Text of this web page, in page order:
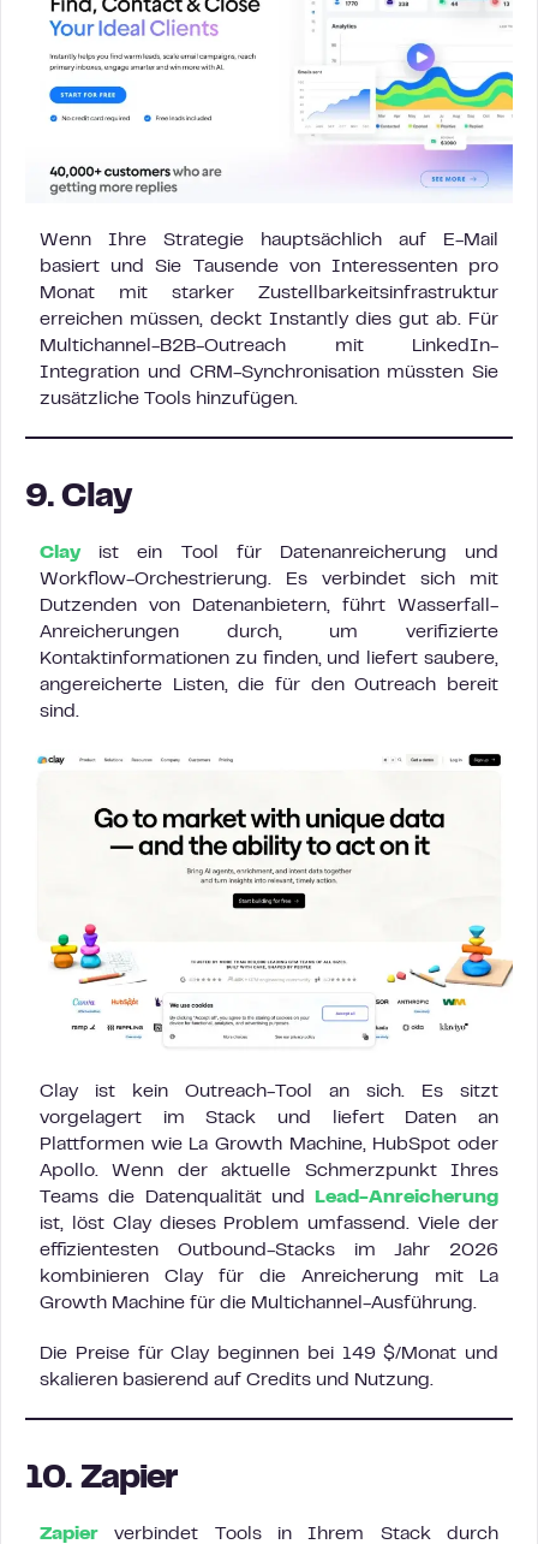
Wenn Ihre Strategie hauptsächlich auf E-Mail
basiert und Sie Tausende von Interessenten pro
Monat mit starker Zustellbarkeitsinfrastruktur
erreichen müssen, deckt Instantly dies gut ab. Für
Multichannel-B2B-Outreach mit LinkedIn-
Integration und CRM-Synchronisation müssten Sie
zusätzliche Tools hinzufügen.
9. Clay
Clayist ein Tool für Datenanreicherung und
Workflow-Orchestrierung. Es verbindet sich mit
Dutzenden von Datenanbietern, führt Wasserfall-
Anreicherungen durch, um verifizierte
Kontaktinformationen zu finden, und liefert saubere,
angereicherte Listen, die für den Outreach bereit
sind.
Clay ist kein Outreach-Tool an sich. Es sitzt
vorgelagert im Stack und liefert Daten an
Plattformen wie La Growth Machine, HubSpot oder
Apollo. Wenn der aktuelle Schmerzpunkt Ihres
Teams die Datenqualität und
Lead-Anreicherung
ist, löst Clay dieses Problem umfassend. Viele der
effizientesten Outbound-Stacks im Jahr 2026
kombinieren Clay für die Anreicherung mit La
Growth Machine für die Multichannel-Ausführung.
Die Preise für Clay beginnen bei 149 $/Monat und
skalieren basierend auf Credits und Nutzung.
10. Zapier
Zapier verbindet Tools in Ihrem Stack durch